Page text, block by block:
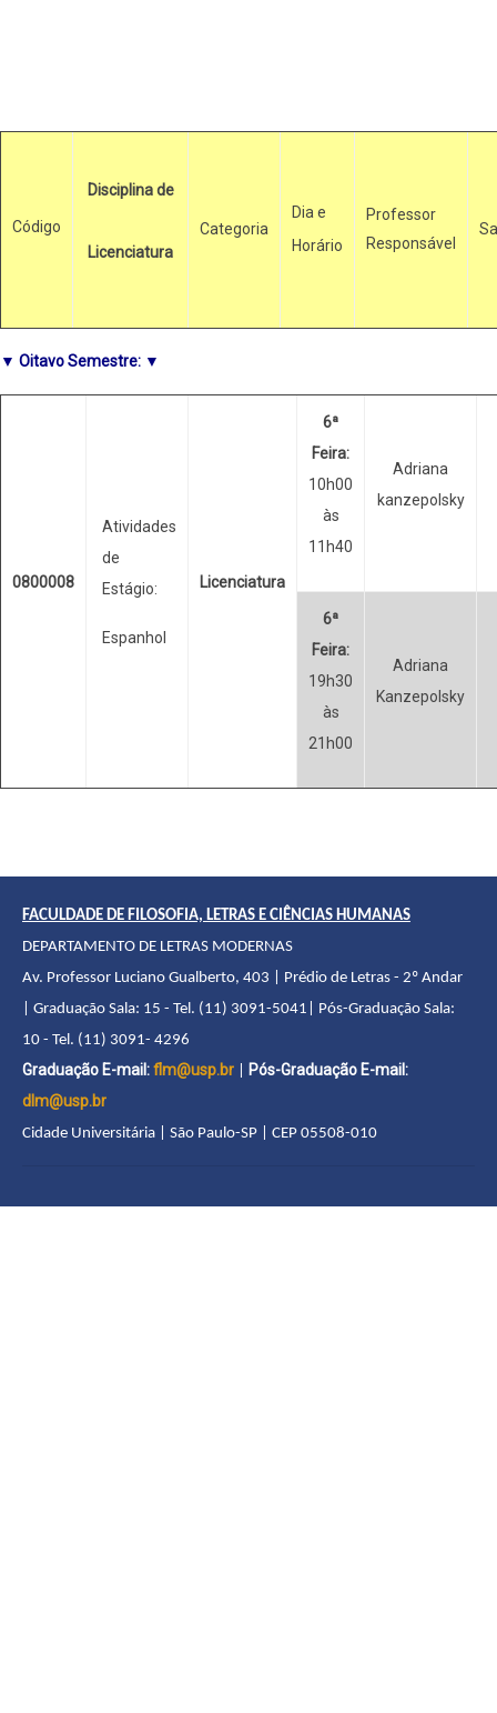
Código
Disciplina de
Licenciatura
Categoria
Dia e
Horário
Professor
Responsável
▼ Oitavo Semestre: ▼
0800008
Atividades
de
Estágio:
Espanhol
Licenciatura
6ª
Feira:
10h00
às
11h40
Adriana
kanzepolsky
6ª
Feira:
19h30
às
21h00
Adriana
Kanzepolsky
FACULDADE DE FILOSOFIA, LETRAS E CIÊNCIAS HUMANAS
DEPARTAMENTO DE LETRAS MODERNAS
Av. Professor Luciano Gualberto, 403 | Prédio de Letras - 2º Andar
| Graduação Sala: 15 - Tel. (11) 3091-5041| Pós-Graduação Sala:
10 - Tel. (11) 3091- 4296
Graduação E-mail:flm@usp.br
Pós-Graduação E-mail:
dlm@usp.br
Cidade Universitária | São Paulo-SP | CEP 05508-010